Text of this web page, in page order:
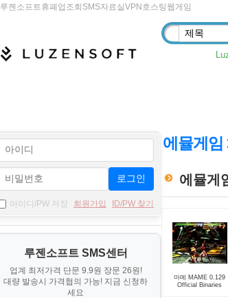
루젠소프트휴폐업조회 SMS자료실 VPN 호스팅 웹게임
로그인
아이디/PW 저장 회원가입 ID/PW 찾기
루젠소프트 SMS센터
업계 최저가격 단문 9.9원 장문 26원!
대량 발송시 가격협의 가능! 지금 신청하
세요
에뮬게임
에뮬게
마메 MAME 0.129
Official Binaries